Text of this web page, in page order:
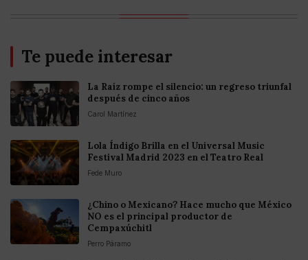
Te puede interesar
La Raíz rompe el silencio: un regreso triunfal
después de cinco años
Carol Martínez
Lola Índigo Brilla en el Universal Music
Festival Madrid 2023 en el Teatro Real
Fede Muro
¿Chino o Mexicano? Hace mucho que México
NO es el principal productor de
Cempaxúchitl
Perro Páramo